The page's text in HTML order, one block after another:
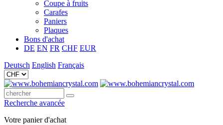
Coupe à fruits
Carafes
Paniers
Plaques
Bons d'achat
DE EN FR CHF EUR
Deutsch English Français
Recherche avancée
Votre panier d'achat